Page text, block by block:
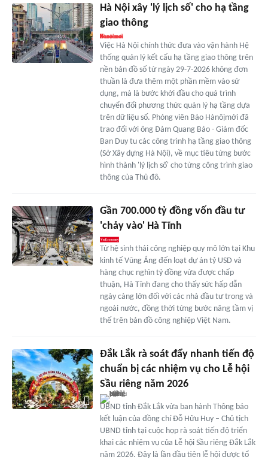
Hà Nội xây 'lý lịch số' cho hạ tầng
giao thông
Việc Hà Nội chính thức đưa vào vận hành Hệ
thống quản lý kết cấu hạ tầng giao thông trên
nền bản đồ số từ ngày 29-7-2026 không đơn
thuần là đưa thêm một phần mềm vào sử
dụng, mà là bước khởi đầu cho quá trình
chuyển đổi phương thức quản lý hạ tầng dựa
trên dữ liệu số. Phóng viên Báo Hànôịmới đã
trao đổi với ông Đàm Quang Bảo - Giám đốc
Ban Duy tu các công trình hạ tầng giao thông
(Sở Xây dựng Hà Nội), về mục tiêu từng bước
hình thành 'lý lịch số' cho từng công trình giao
thông của Thủ đô.
Gần 700.000 tỷ đồng vốn đầu tư
'chảy vào' Hà Tĩnh
Từ hệ sinh thái công nghiệp quy mô lớn tại Khu
kinh tế Vũng Áng đến loạt dự án tỷ USD và
hàng chục nghìn tỷ đồng vừa được chấp
thuận, Hà Tĩnh đang cho thấy sức hấp dẫn
ngày càng lớn đối với các nhà đầu tư trong và
ngoài nước, đồng thời từng bước nâng tầm vị
thế trên bản đồ công nghiệp Việt Nam.
Đắk Lắk rà soát đẩy nhanh tiến độ
chuẩn bị các nhiệm vụ cho Lễ hội
Sầu riêng năm 2026
UBND tỉnh Đắk Lắk vừa ban hành Thông báo
kết luận của đồng chí Đỗ Hữu Huy – Chủ tịch
UBND tỉnh tại cuộc họp rà soát tiến độ triển
khai các nhiệm vụ của Lễ hội Sầu riêng Đắk Lắk
năm 2026. Đây là lần đầu tiên lễ hội được tổ